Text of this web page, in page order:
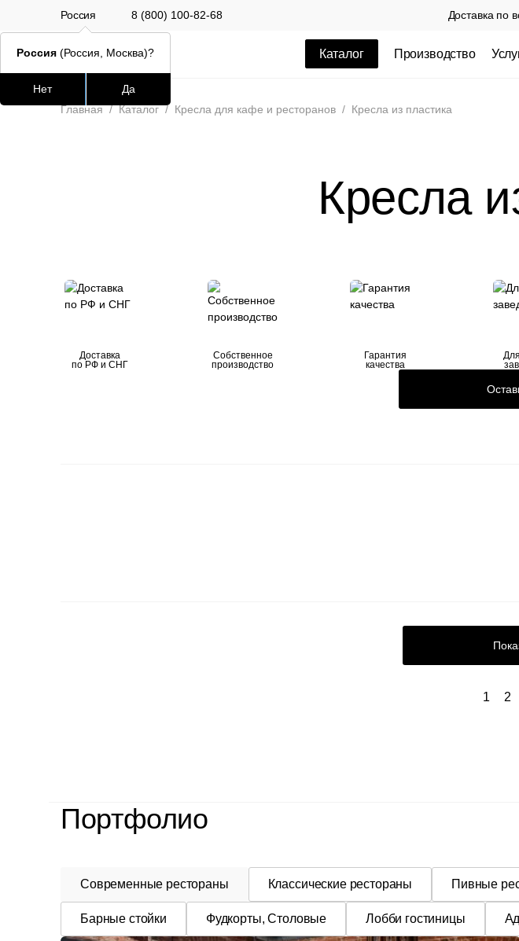
Россия 8 (800) 100-82-68 Доставка по
Каталог Производство
Часто ищут Популярные товары
10 400 РУБ.
кромка
3 432
Главная / Каталог / Кресла для кафе и ресторанов / Кресла из пластика
Кресла
Доставка
по РФ и СНГ
Собственное
производство
Гарантия
качества
1 2
Портфолио
Современные рестораны Классические рестораны Пивные
Барные стойки Фудкорты, Столовые Лобби гостиницы
Россия (Россия, Москва)?
Нет Да